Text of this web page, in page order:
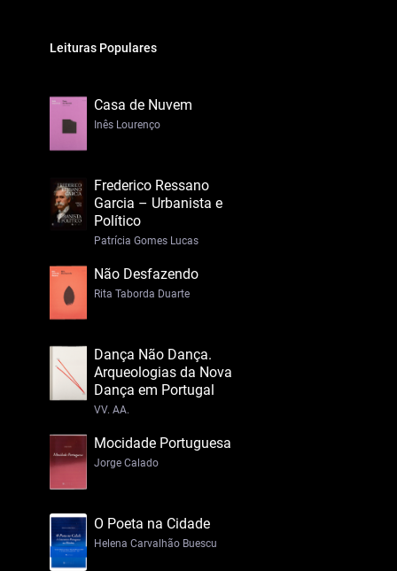
Leituras Populares
Casa de Nuvem
Inês Lourenço
Frederico Ressano
Garcia – Urbanista e
Político
Patrícia Gomes Lucas
Não Desfazendo
Rita Taborda Duarte
Dança Não Dança.
Arqueologias da Nova
Dança em Portugal
VV. AA.
Mocidade Portuguesa
Jorge Calado
O Poeta na Cidade
Helena Carvalhão Buescu